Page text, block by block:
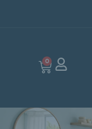
0